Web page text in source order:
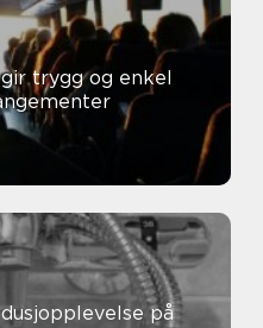
trygg og enkel
på